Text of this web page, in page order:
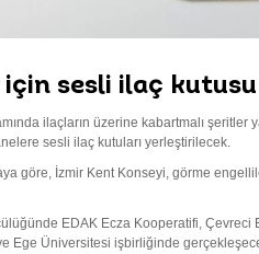
sesli ilaç kutusu
ilaçların üzerine kabartmalı şeritler
sesli ilaç kutuları yerleştirilecek.
göre, İzmir Kent Konseyi, görme
EDAK Ecza Kooperatifi, Çevreci
Ege Üniversitesi işbirliğinde